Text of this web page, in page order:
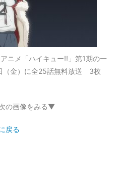
アニメ「ハイキュー!!」第1期の一
（金）に全25話無料放送 3枚
の画像をみる▼
戻る